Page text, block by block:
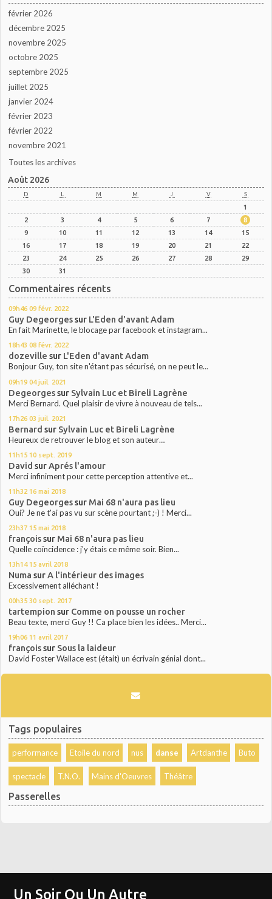
février 2026
décembre 2025
novembre 2025
octobre 2025
septembre 2025
juillet 2025
janvier 2024
février 2023
février 2022
novembre 2021
Toutes les archives
Août 2026
D L M M J V S
1
2
3 4 5 6 7
8
9
10 11 12 13 14
15
16
17 18 19 20 21
22
23
24 25 26 27 28
29
30
31
Commentaires récents
09h46 09 févr. 2022
Guy Degeorgessur L'Eden d'avant Adam
En fait Marinette, le blocage par facebook et instagram...
18h43 08 févr. 2022
dozeville sur L'Eden d'avant Adam
Bonjour Guy, ton site n'étant pas sécurisé, on ne peut le...
09h19 04 juil. 2021
Degeorgessur Sylvain Luc et Bireli Lagrène
Merci Bernard. Quel plaisir de vivre à nouveau de tels...
17h26 03 juil. 2021
Bernard sur Sylvain Luc et Bireli Lagrène
Heureux de retrouver le blog et son auteur…
11h15 10 sept. 2019
David surAprés l'amour
Merci infiniment pour cette perception attentive et...
11h32 16 mai 2018
Guy Degeorgessur Mai 68 n'aura pas lieu
Oui? Je ne t'ai pas vu sur scène pourtant ;-) ! Merci...
23h37 15 mai 2018
françoissur Mai 68 n'aura pas lieu
Quelle coïncidence : j'y étais ce même soir. Bien...
13h14 15 avril 2018
Numa surA l'intérieur des images
Excessivement alléchant !
00h35 30 sept. 2017
tartempion sur Comme on pousse un rocher
Beau texte, merci Guy !! Ca place bien les idées.. Merci...
19h06 11 avril 2017
françoissur Sous la laideur
David Foster Wallace est (était) un écrivain génial dont...
Tags populaires
performance Etoile du nord nus danse Artdanthe Buto
spectacle T.N.O. Mains d'Oeuvres Théâtre
Passerelles
Un Soir Ou Un Autre